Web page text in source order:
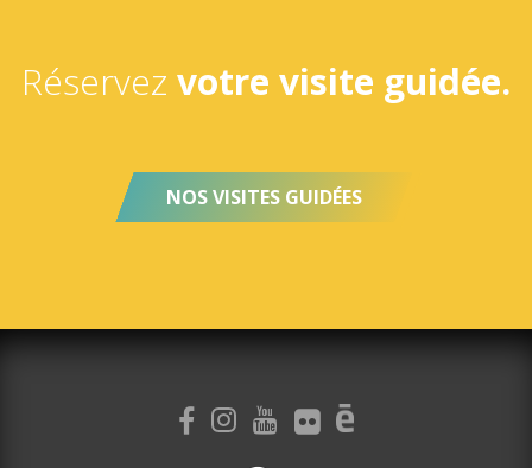
Réservez votre visite guidée.
NOS VISITES GUIDÉES